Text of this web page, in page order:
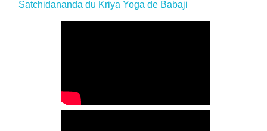
Satchidananda du Kriya Yoga de Babaji